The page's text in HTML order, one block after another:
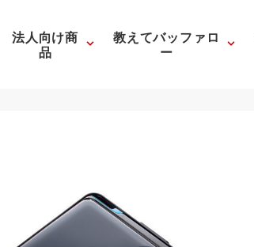
法人向け商
品
教えてバッファロ
ー